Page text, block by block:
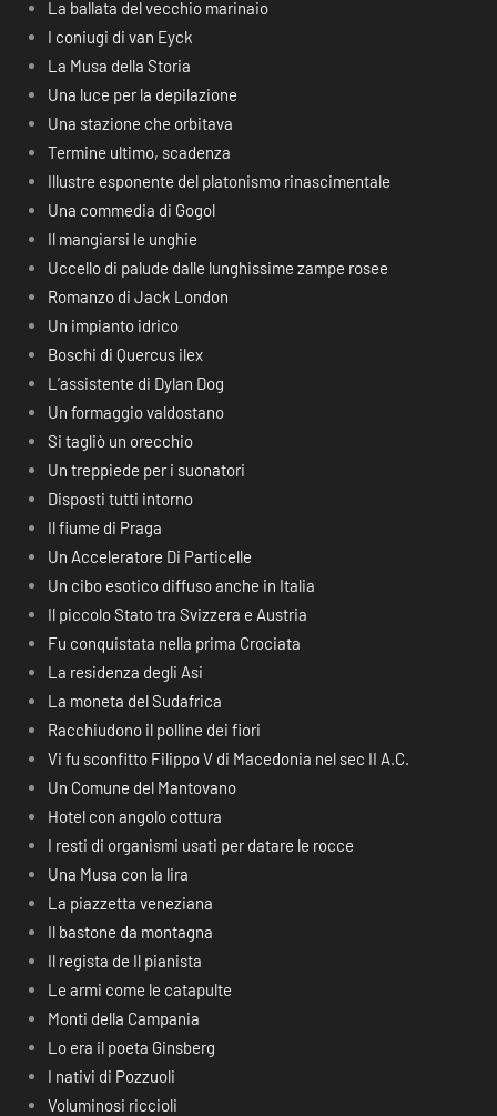
La ballata del vecchio marinaio
I coniugi di van Eyck
La Musa della Storia
Una luce per la depilazione
Una stazione che orbitava
Termine ultimo, scadenza
Illustre esponente del platonismo rinascimentale
Una commedia di Gogol
Il mangiarsi le unghie
Uccello di palude dalle lunghissime zampe rosee
Romanzo di Jack London
Un impianto idrico
Boschi di Quercus ilex
L’assistente di Dylan Dog
Un formaggio valdostano
Si tagliò un orecchio
Un treppiede per i suonatori
Disposti tutti intorno
Il fiume di Praga
Un Acceleratore Di Particelle
Un cibo esotico diffuso anche in Italia
Il piccolo Stato tra Svizzera e Austria
Fu conquistata nella prima Crociata
La residenza degli Asi
La moneta del Sudafrica
Racchiudono il polline dei fiori
Vi fu sconfitto Filippo V di Macedonia nel sec II A.C.
Un Comune del Mantovano
Hotel con angolo cottura
I resti di organismi usati per datare le rocce
Una Musa con la lira
La piazzetta veneziana
Il bastone da montagna
Il regista de Il pianista
Le armi come le catapulte
Monti della Campania
Lo era il poeta Ginsberg
I nativi di Pozzuoli
Voluminosi riccioli